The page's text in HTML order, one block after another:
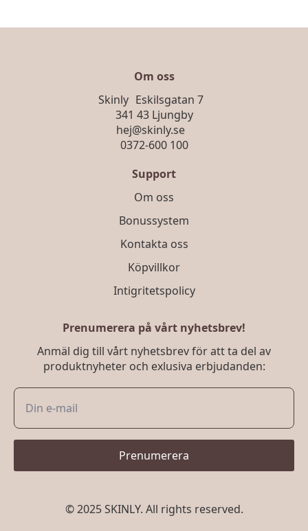
Om oss
Skinly Eskilsgatan 7
341 43 Ljungby
hej@skinly.se
0372-600 100
Support
Om oss
Bonussystem
Kontakta oss
Köpvillkor
Intigritetspolicy
Prenumerera på vårt nyhetsbrev!
Anmäl dig till vårt nyhetsbrev för att ta del av
produktnyheter och exlusiva erbjudanden:
Prenumerera
© 2025 SKINLY. All rights reserved.